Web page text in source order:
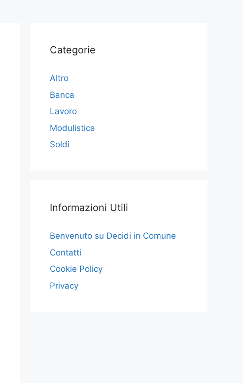
Categorie
Altro
Banca
Lavoro
Modulistica
Soldi
Informazioni Utili
Benvenuto su Decidi in Comune
Contatti
Cookie Policy
Privacy